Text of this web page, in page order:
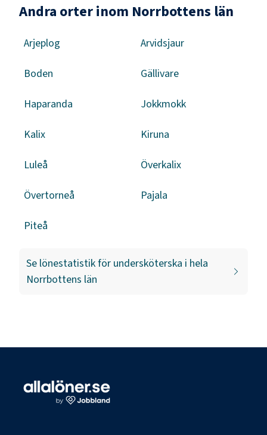
Andra orter inom Norrbottens län
Arjeplog Arvidsjaur
Boden Gällivare
Haparanda Jokkmokk
Kalix Kiruna
Luleå Överkalix
Övertorneå Pajala
Piteå
Se lönestatistik för undersköterska i hela
Norrbottens län